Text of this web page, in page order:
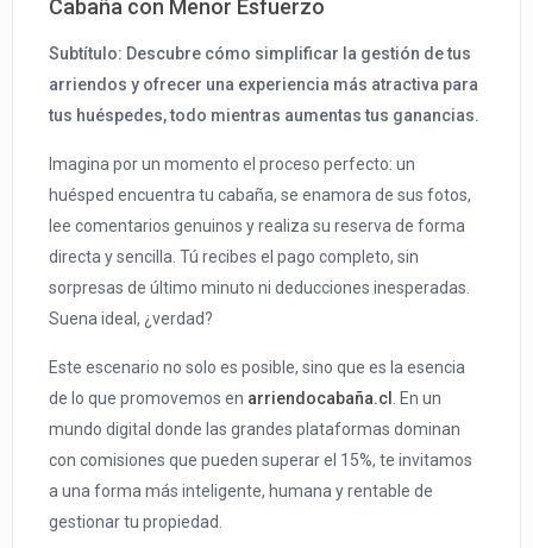
Cabaña con Menor Esfuerzo
Subtítulo: Descubre cómo simplificar la gestión de tus
arriendos y ofrecer una experiencia más atractiva para
tus huéspedes, todo mientras aumentas tus ganancias.
Imagina por un momento el proceso perfecto: un
huésped encuentra tu cabaña, se enamora de sus fotos,
lee comentarios genuinos y realiza su reserva de forma
directa y sencilla. Tú recibes el pago completo, sin
sorpresas de último minuto ni deducciones inesperadas.
Suena ideal, ¿verdad?
Este escenario no solo es posible, sino que es la esencia
de lo que promovemos en arriendocabaña.cl
. En un
mundo digital donde las grandes plataformas dominan
con comisiones que pueden superar el 15%, te invitamos
a una forma más inteligente, humana y rentable de
gestionar tu propiedad.